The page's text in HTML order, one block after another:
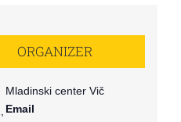
ORGANIZER
Mladinski center Vič
Email